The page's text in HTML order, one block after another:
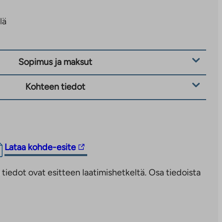
Sopimus ja maksut
Kohteen tiedot
Lataa kohde-esite
Linkki
vie
ulkopuoliseen
ovat esitteen laatimishetkeltä. Osa tiedoista